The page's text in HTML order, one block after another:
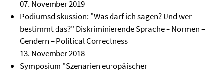
07. November 2019
Podiumsdiskussion: "Was darf ich sagen? Und wer
bestimmt das?" Diskriminierende Sprache – Normen –
Gendern – Political Correctness
13. November 2018
Symposium "Szenarien europäischer